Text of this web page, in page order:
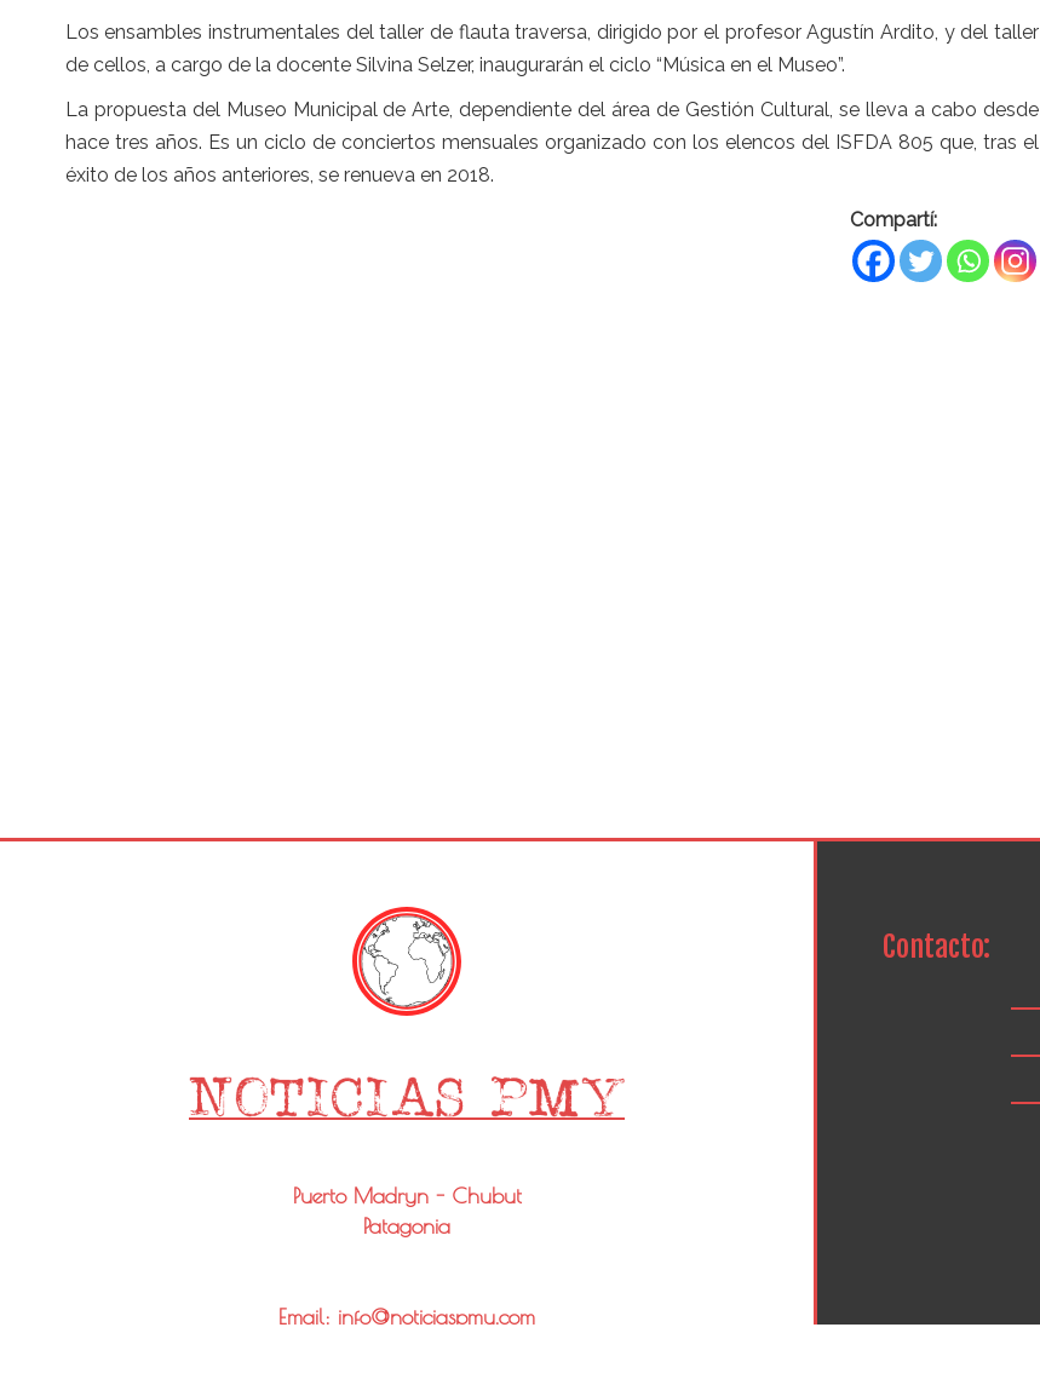
Los ensambles instrumentales del taller de flauta traversa, dirigido por el profesor Agustín Ardito, y del taller
de cellos, a cargo de la docente Silvina Selzer, inaugurarán el ciclo “Música en el Museo”.
La propuesta del Museo Municipal de Arte, dependiente del área de Gestión Cultural, se lleva a cabo desde
hace tres años. Es un ciclo de conciertos mensuales organizado con los elencos del ISFDA 805 que, tras el
éxito de los años anteriores, se renueva en 2018.
Compartí:
Puerto Madryn - Chubut
Patagonia
Email: info@noticiaspmy.com
Contacto: